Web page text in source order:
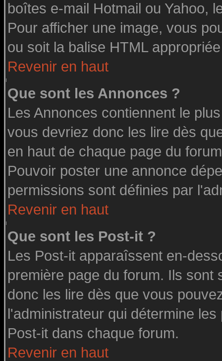
boîtes e-mail Hotmail ou Yahoo,
Pour afficher une image, vous
ou soit la balise HTML
Revenir en haut
Que sont les Annonces ?
Les Annonces contiennent le
vous devriez donc les lire dès
en haut de chaque page du
Pouvoir poster une annonce
permissions sont définies par
Revenir en haut
Que sont les Post-it ?
Les Post-it apparaîssent en-
première page du forum. Ils
donc les lire dès que vous
l'administrateur qui détermine
Post-it dans chaque forum.
Revenir en haut